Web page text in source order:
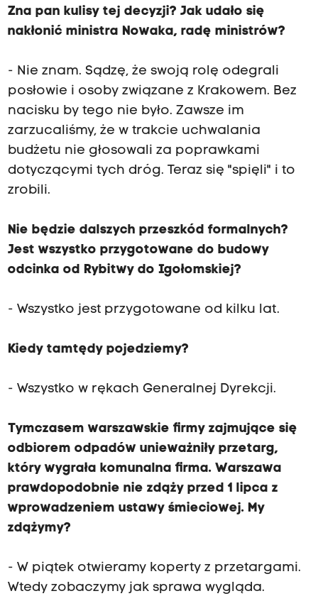
Zna pan kulisy tej decyzji? Jak udało się
nakłonić ministra Nowaka, radę ministrów?
- Nie znam. Sądzę, że swoją rolę odegrali
posłowie i osoby związane z Krakowem. Bez
nacisku by tego nie było. Zawsze im
zarzucaliśmy, że w trakcie uchwalania
budżetu nie głosowali za poprawkami
dotyczącymi tych dróg. Teraz się "spięli" i to
zrobili.
Nie będzie dalszych przeszkód formalnych?
Jest wszystko przygotowane do budowy
odcinka od Rybitwy do Igołomskiej?
- Wszystko jest przygotowane od kilku lat.
Kiedy tamtędy pojedziemy?
- Wszystko w rękach Generalnej Dyrekcji.
Tymczasem warszawskie firmy zajmujące się
odbiorem odpadów unieważniły przetarg,
który wygrała komunalna firma. Warszawa
prawdopodobnie nie zdąży przed 1 lipca z
wprowadzeniem ustawy śmieciowej. My
zdążymy?
- W piątek otwieramy koperty z przetargami.
Wtedy zobaczymy jak sprawa wygląda.